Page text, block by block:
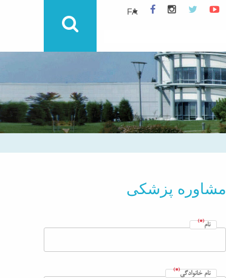
مشاوره پزشکی
نام(*)
نام خانوادگی(*)